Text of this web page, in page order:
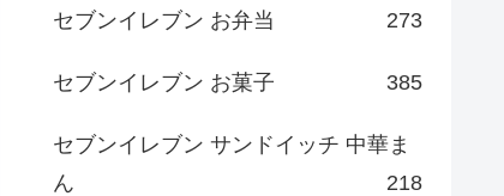
セブンイレブン お弁当 273
セブンイレブン お菓子 385
セブンイレブン サンドイッチ 中華ま
ん
218